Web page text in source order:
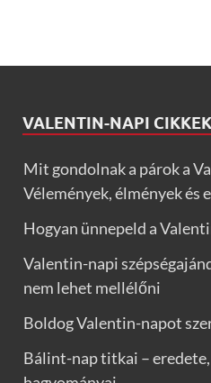
VALENTIN-NAPI CIKKEK
Mit gondolnak a párok a
Vélemények, élmények és
Hogyan ünnepeld a
Valentin-napi
nem lehet mellélőni
Boldog Valentin-napot
Bálint-nap titkai –